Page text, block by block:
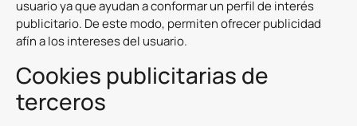
usuario ya que ayudan a conformar un perfil de interés
publicitario. De este modo, permiten ofrecer publicidad
afín a los intereses del usuario.
Cookies publicitarias de
terceros